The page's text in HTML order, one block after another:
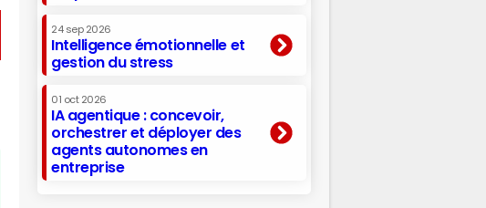
24 sep 2026
Intelligence émotionnelle et
gestion du stress
01 oct 2026
IA agentique : concevoir,
orchestrer et déployer des
agents autonomes en
entreprise